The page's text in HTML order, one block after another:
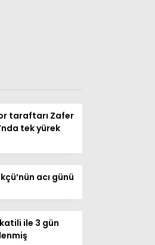
taraftarı Zafer
tek yürek
acı günü
ile 3 gün